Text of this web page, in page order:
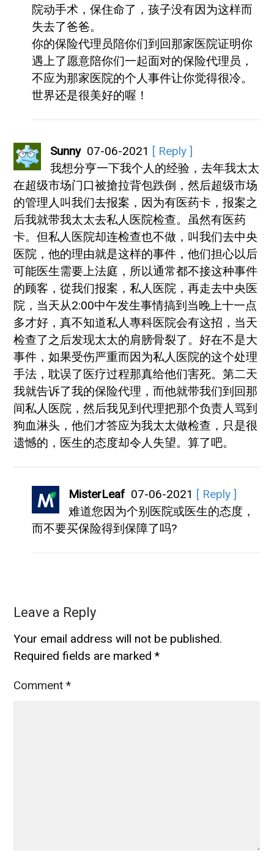
院动手术，保住命了，孩子没有因为这样而
失去了爸爸。
你的保险代理员陪你们到回那家医院证明你
遇上了愿意陪你们一起面对的保险代理员，
不应为那家医院的个人事件让你觉得很冷。
世界还是很美好的喔！
Sunny 07-06-2021
[ Reply ]
我想分亨一下我个人的经验，去年我太太
在超级市场门口被搶拉背包跌倒，然后超级市场
的管理人叫我们去报案，因为有医药卡，报案之
后我就带我太太去私人医院检查。虽然有医药
卡。但私人医院却连检查也不做，叫我们去中央
医院，他的理由就是这样的事件，他们担心以后
可能医生需要上法庭，所以通常都不接这种事件
的顾客，從我们报案，私人医院，再走去中央医
院，当天从2:00中午发生事情搞到当晚上十一点
多才好，真不知道私人專科医院会有这招，当天
检查了之后发现太太的肩膀骨裂了。好在不是大
事件，如果受伤严重而因为私人医院的这个处理
手法，耽误了医疗过程那真给他们害死。第二天
我就告诉了我的保险代理，而他就带我们到回那
间私人医院，然后我见到代理把那个负责人骂到
狗血淋头，他们才答应为我太太做检查，只是很
遗憾的，医生的态度却令人失望。算了吧。
MisterLeaf 07-06-2021
[ Reply ]
难道您因为个别医院或医生的态度，
而不要买保险得到保障了吗?
Leave a Reply
Your email address will not be published.
Required fields are marked*
Comment*